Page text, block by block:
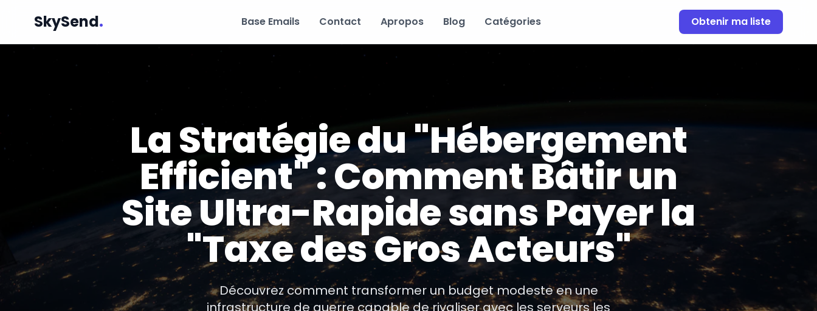
SkySend. Base Emails Contact Apropos Blog Catégories Obtenir ma liste
La Stratégie du "Hébergement
Efficient" : Comment Bâtir un
Site Ultra-Rapide sans Payer la
"Taxe des Gros Acteurs"
Découvrez comment transformer un budget modeste en une
infrastructure de guerre capable de rivaliser avec les serveurs les